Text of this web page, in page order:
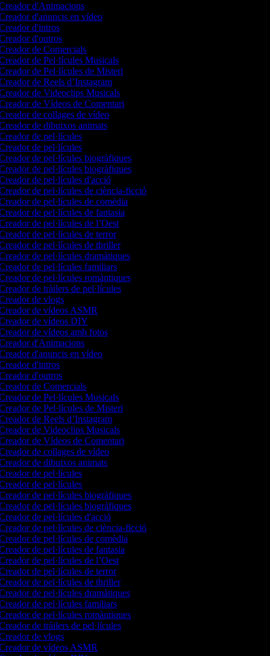
d'Animacions
d'anuncis en vídeo
d'intros
d'outros
de Comercials
de Pel·lícules Musicals
de Pel·lícules de Misteri
de Reels d’Instagram
de Videoclips Musicals
de Vídeos de Comentari
de collages de vídeo
de dibuixos animats
de pel·lícules
de pel·lícules
de pel·lícules biogràfiques
de pel·lícules biogràfiques
de pel·lícules d'acció
de pel·lícules de ciència-ficció
de pel·lícules de comèdia
de pel·lícules de fantasia
de pel·lícules de l’Oest
de pel·lícules de terror
de pel·lícules de thriller
de pel·lícules dramàtiques
de pel·lícules familiars
de pel·lícules romàntiques
de tràilers de pel·lícules
de vlogs
de vídeos ASMR
de vídeos DIY
de vídeos amb fotos
d'Animacions
d'anuncis en vídeo
d'intros
d'outros
de Comercials
de Pel·lícules Musicals
de Pel·lícules de Misteri
de Reels d’Instagram
de Videoclips Musicals
de Vídeos de Comentari
de collages de vídeo
de dibuixos animats
de pel·lícules
de pel·lícules
de pel·lícules biogràfiques
de pel·lícules biogràfiques
de pel·lícules d'acció
de pel·lícules de ciència-ficció
de pel·lícules de comèdia
de pel·lícules de fantasia
de pel·lícules de l’Oest
de pel·lícules de terror
de pel·lícules de thriller
de pel·lícules dramàtiques
de pel·lícules familiars
de pel·lícules romàntiques
de tràilers de pel·lícules
de vlogs
de vídeos ASMR